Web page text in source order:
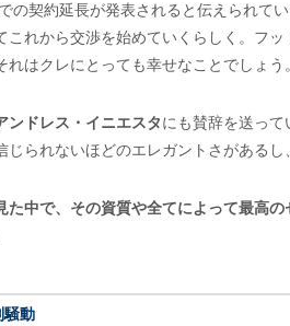
の契約延長が発表されると伝えられてい
これから交渉を始めていくらしく。フ
はクレにとっても幸せなことでしょう。
ンドレス・イニエスタにも賛辞を送って
じられないほどのエレガントさがある
た中で、その資質や全てによって最高の
騒動